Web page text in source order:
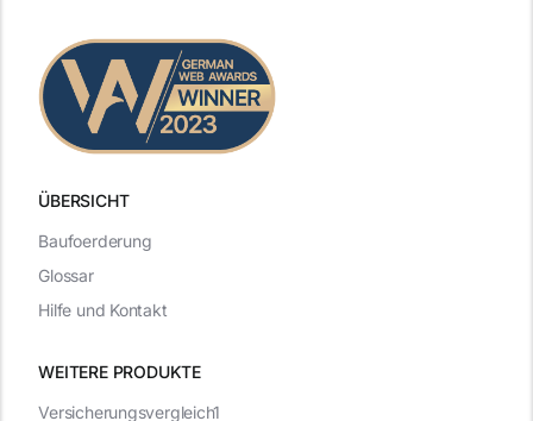
ÜBERSICHT
WEITERE PRODUKTE
Versicherungsvergleich1
Baufoerderung
Glossar
Hilfe und Kontakt